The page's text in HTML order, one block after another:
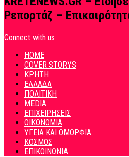
Ρεπορτάζ –
Connect with us
HOME
COVER STORYS
ΚΡΗΤΗ
ΕΛΛΑΔΑ
ΠΟΛΙΤΙΚΗ
MEDIA
ΕΠΙΧΕΙΡΗΣΕΙΣ
ΟΙΚΟΝΟΜΙΑ
ΥΓΕΙΑ ΚΑΙ ΟΜΟΡΦΙΑ
ΚΟΣΜΟΣ
ΕΠΙΚΟΙΝΩΝΙΑ